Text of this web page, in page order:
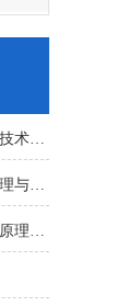
牛血清细胞培养实验核心技术要点
植物病原菌分离的实验原理与操作步骤
质粒提取实验精要：核心原理与关键步骤